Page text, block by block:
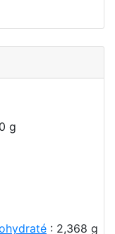
g
: 2,368 g